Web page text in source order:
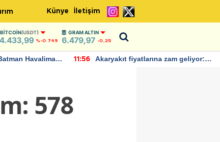
Künye İletişim
BITCOIN(USDT)
%-0.749
GRAM ALTIN
6.479,97 -0,25
Havalimanı
11:56
Akaryakıt fiyatlarına zam geliyor:
578